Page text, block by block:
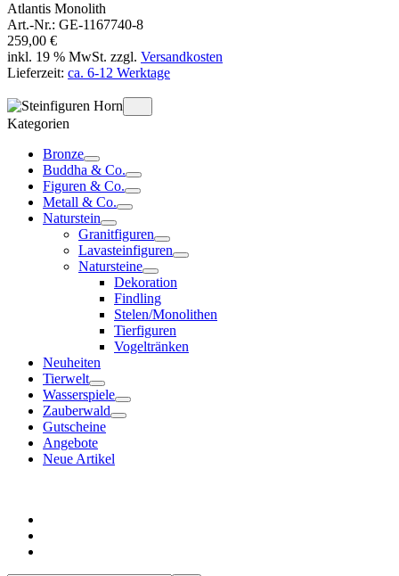
Atlantis Monolith
Art.-Nr.: GE-1167740-8
259,00 €
inkl. 19 % MwSt. zzgl. Versandkosten
Lieferzeit: ca. 6-12 Werktage
Kategorien
Bronze
Buddha & Co.
Figuren & Co.
Metall & Co.
Naturstein
Granitfiguren
Lavasteinfiguren
Natursteine
Dekoration
Findling
Stelen/Monolithen
Tierfiguren
Vogeltränken
Neuheiten
Tierwelt
Wasserspiele
Zauberwald
Gutscheine
Angebote
Neue Artikel